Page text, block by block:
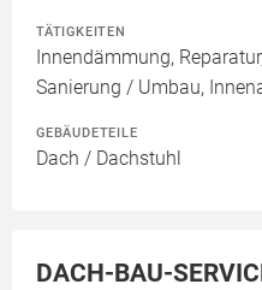
TÄTIGKEITEN
Innendämmung,
Sanierung / Umbau,
GEBÄUDETEILE
Dach / Dachstuhl
DACH-BAU-